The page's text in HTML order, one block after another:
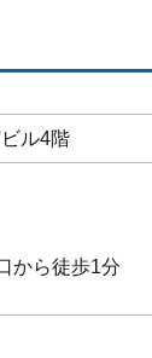
ル4階
から徒歩1分